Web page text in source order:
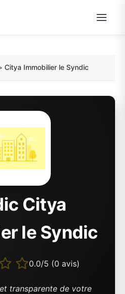
Citya Immobilier le Syndic
Citya
le Syndic
0.0/5 (0 avis)
transparente de votre